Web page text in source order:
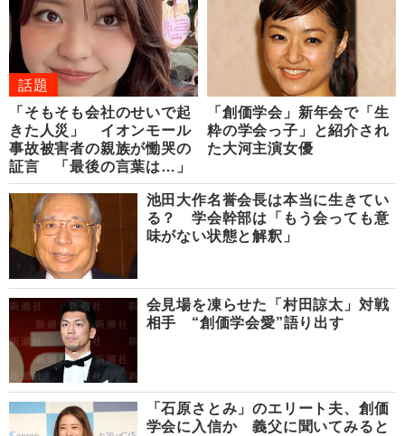
話題
「そもそも会社のせいで起
きた人災」 イオンモール
事故被害者の親族が慟哭の
証言 「最後の言葉は…」
「創価学会」新年会で「生
粋の学会っ子」と紹介され
た大河主演女優
池田大作名誉会長は本当に生きてい
る？ 学会幹部は「もう会っても意
味がない状態と解釈」
会見場を凍らせた「村田諒太」対戦
相手 “創価学会愛”語り出す
「石原さとみ」のエリート夫、創価
学会に入信か 義父に聞いてみると